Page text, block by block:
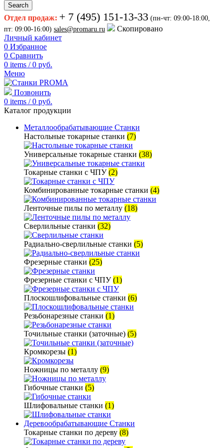
Search
Отдел продаж: + 7 (495) 151-13-33 (пн-чт: 09:00-18:00,
пт: 09:00-16:00) sales@promaru.ru
Скопировано
Личный кабинет
0 Избранное
0 Сравнить
0 items / 0 руб.
Меню
Позвонить
0 items / 0 руб.
Каталог продукции
Металлообрабатывающие Станки
Настольные токарные станки (7)
Универсальные токарные станки (38)
Токарные станки с ЧПУ(2)
Комбинированные токарные станки (4)
Ленточные пилы по металлу (18)
Сверлильные станки (32)
Радиально-сверлильные станки (5)
Фрезерные станки (25)
Фрезерные станки с ЧПУ(1)
Плоскошлифовальные станки (6)
Резьбонарезные станки (1)
Точильные станки (заточные) (5)
Кромкорезы (1)
Ножницы по металлу (9)
Гибочные станки (5)
Шлифовальные станки (1)
Деревообрабатывающие Станки
Токарные станки по дереву (8)